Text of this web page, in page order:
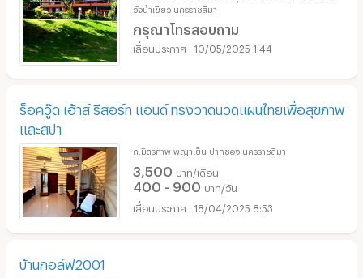
วังน้ำเขียว นครราชสีมา
กรุณาโทรสอบถาม
10/05/2025 1:44
ร็อควู๊ด เฮ้าส์ รีสอร์ท แอนด์ ทรงวาดนวดแผนไทยเพื่อสุขภาพ
และสปา
ถ.มิตรภาพ พญาเย็น ปากช่อง นครราชสีมา
3,500 บาท/เดือน
400 - 900 บาท/วัน
18/04/2025 8:53
บ้านกอล์ฟ2001